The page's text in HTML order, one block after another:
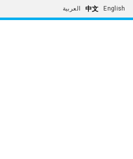
العربية 中文 English